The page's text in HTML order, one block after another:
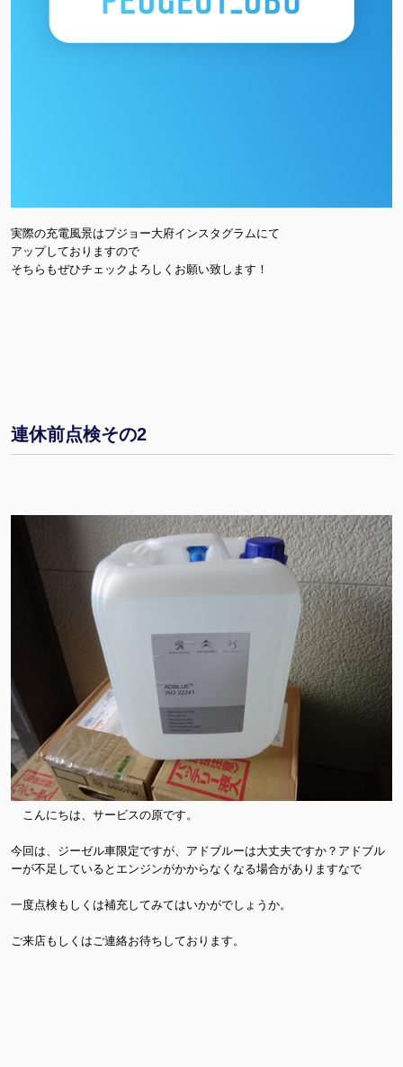
実際の充電風景はプジョー大府インスタグラムにて
アップしておりますので
そちらもぜひチェックよろしくお願い致します！
連休前点検その2
こんにちは、サービスの原です。
今回は、ジーゼル車限定ですが、アドブルーは大丈夫ですか？アドブル
ーが不足しているとエンジンがかからなくなる場合がありますなで
一度点検もしくは補充してみてはいかがでしょうか。
ご来店もしくはご連絡お待ちしております。